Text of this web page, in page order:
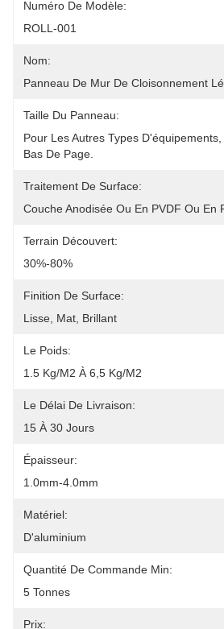
Numéro De Modèle:
ROLL-001
Nom:
Panneau De Mur De Cloisonnement
Taille Du Panneau:
Pour Les Autres Types
Bas De Page.
Traitement De Surface:
Couche Anodisée Ou En PVDF Ou En
Terrain Découvert:
30%-80%
Finition De Surface:
Lisse, Mat, Brillant
Le Poids:
1.5 Kg/m2 À 6,5 Kg/m2
Le Délai De Livraison:
15 À 30 Jours
Épaisseur:
1.0mm-4.0mm
Matériel:
D'aluminium
Quantité De Commande Min:
5 Tonnes
Prix: